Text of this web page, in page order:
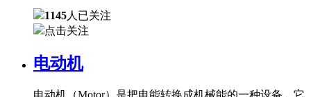
1145人已关注
点击关注
电动机